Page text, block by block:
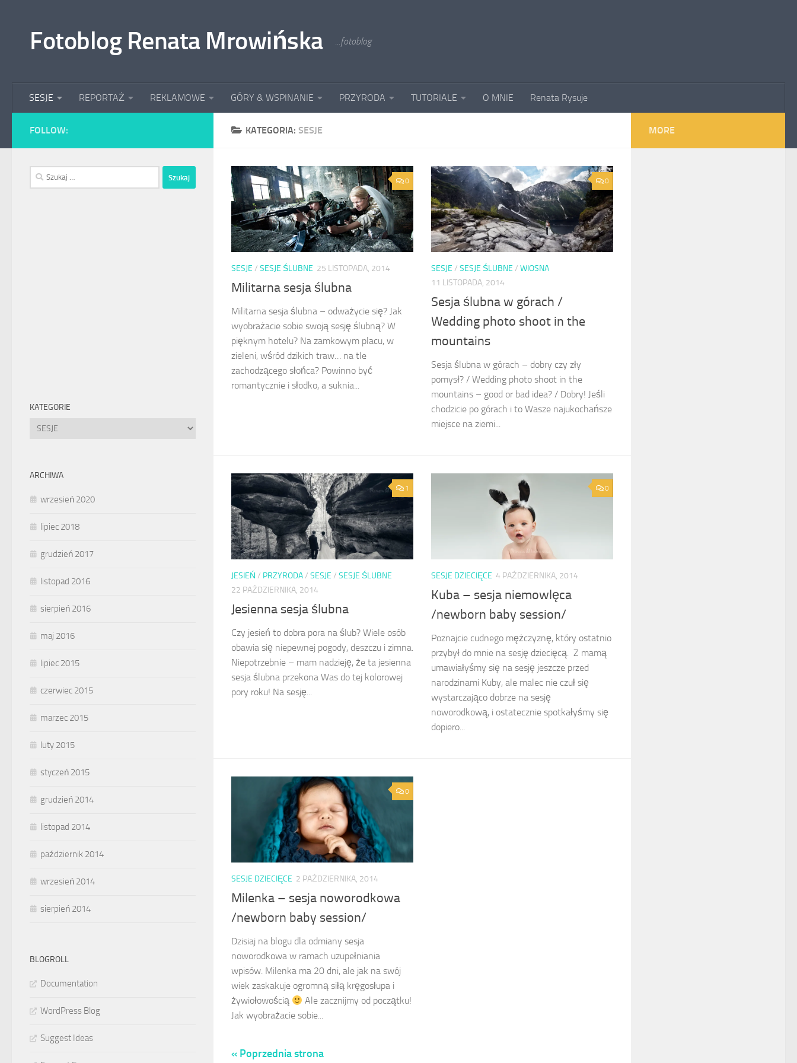
Fotoblog Renata Mrowińska ...fotoblog
SESJE REPORTAŻ REKLAMOWE GÓRY & WSPINANIE PRZYRODA TUTORIALE O MNIE Renata Rysuje
KATEGORIA: SESJE
0
SESJE / SESJE ŚLUBNE 25 LISTOPADA, 2014
Militarna sesja ślubna
Militarna sesja ślubna – odważycie się? Jak
wyobrażacie sobie swoją sesję ślubną? W
pięknym hotelu? Na zamkowym placu, w
zieleni, wśród dzikich traw… na tle
zachodzącego słońca? Powinno być
romantycznie i słodko, a suknia...
0
SESJE / SESJE ŚLUBNE / WIOSNA
11 LISTOPADA, 2014
Sesja ślubna w górach /
Wedding photo shoot in the
mountains
Sesja ślubna w górach – dobry czy zły
pomysł? / Wedding photo shoot in the
mountains – good or bad idea? / Dobry! Jeśli
chodzicie po górach i to Wasze najukochańsze
miejsce na ziemi...
1
JESIEŃ / PRZYRODA/ SESJE / SESJE ŚLUBNE
22 PAŹDZIERNIKA, 2014
Jesienna sesja ślubna
Czy jesień to dobra pora na ślub? Wiele osób
obawia się niepewnej pogody, deszczu i zimna.
Niepotrzebnie – mam nadzieję, że ta jesienna
sesja ślubna przekona Was do tej kolorowej
pory roku! Na sesję...
0
SESJE DZIECIĘCE 4 PAŹDZIERNIKA, 2014
Kuba – sesja niemowlęca
/newborn baby session/
Poznajcie cudnego mężczyznę, który ostatnio
przybył do mnie na sesję dziecięcą. Z mamą
umawiałyśmy się na sesję jeszcze przed
narodzinami Kuby, ale malec nie czuł się
wystarczająco dobrze na sesję
noworodkową, i ostatecznie spotkałyśmy się
dopiero...
0
SESJE DZIECIĘCE 2 PAŹDZIERNIKA, 2014
Milenka – sesja noworodkowa
/newborn baby session/
Dzisiaj na blogu dla odmiany sesja
noworodkowa w ramach uzupełniania
wpisów. Milenka ma 20 dni, ale jak na swój
wiek zaskakuje ogromną siłą kręgosłupa i
żywiołowością
Ale zacznijmy od początku!
Jak wyobrażacie sobie...
« Poprzednia strona
FOLLOW:
Szukaj:
KATEGORIE
Kategorie
ARCHIWA
wrzesień 2020
lipiec 2018
grudzień 2017
listopad 2016
sierpień 2016
maj 2016
lipiec 2015
czerwiec 2015
marzec 2015
luty 2015
styczeń 2015
grudzień 2014
listopad 2014
październik 2014
wrzesień 2014
sierpień 2014
BLOGROLL
Documentation
WordPress Blog
Suggest Ideas
MORE